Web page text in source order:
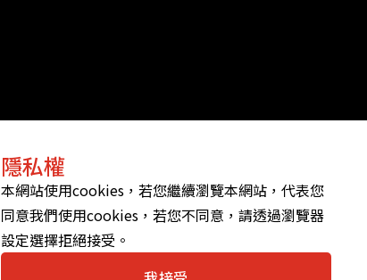
隱私權
本網站使用cookies，若您繼續瀏覽本網站，代表您
同意我們使用cookies，若您不同意，請透過瀏覽器
設定選擇拒絕接受。